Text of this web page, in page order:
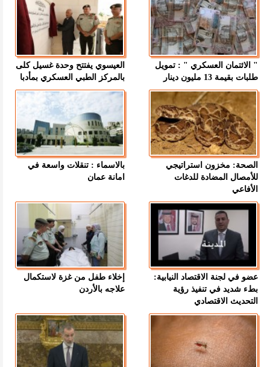
" الائتمان العسكري " : تمويل
طلبات بقيمة 13 مليون دينار
العيسوي يفتتح وحدة غسيل كلى
بالمركز الطبي العسكري بمأدبا
الصحة: مخزون استراتيجي
للأمصال المضادة للدغات
الأفاعي
بالاسماء : تنقلات واسعة في
امانة عمان
عضو في لجنة الاقتصاد النيابية:
بطء شديد في تنفيذ رؤية
التحديث الاقتصادي
إخلاء طفل من غزة لاستكمال
علاجه بالأردن